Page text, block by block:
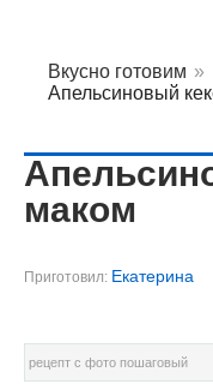
Вкусно готовим »
Апельсиновый
маком
Приготовил: Екатерина
рецепт с фото пошаговый